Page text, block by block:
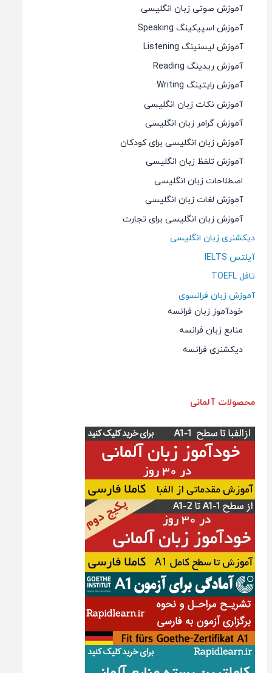
آموزش صوتی زبان انگلیسی
آموزش اسپیکینگ Speaking
آموزش لیسنینگ Listening
آموزش ریدینگ Reading
آموزش رایتینگ Writing
آموزش نکات زبان انگلیسی
آموزش گرامر زبان انگلیسی
آموزش زبان انگلیسی برای کودکان
آموزش تلفظ زبان انگلیسی
اصطلاحات زبان انگلیسی
آموزش لغات زبان انگلیسی
آموزش زبان انگلیسی برای تجارت
دیکشنری زبان انگلیسی
آیلتس IELTS
تافل TOEFL
آموزش زبان فرانسوی
خودآموز زبان فرانسه
منابع زبان فرانسه
دیکشنری فرانسه
محصولات آلمانی